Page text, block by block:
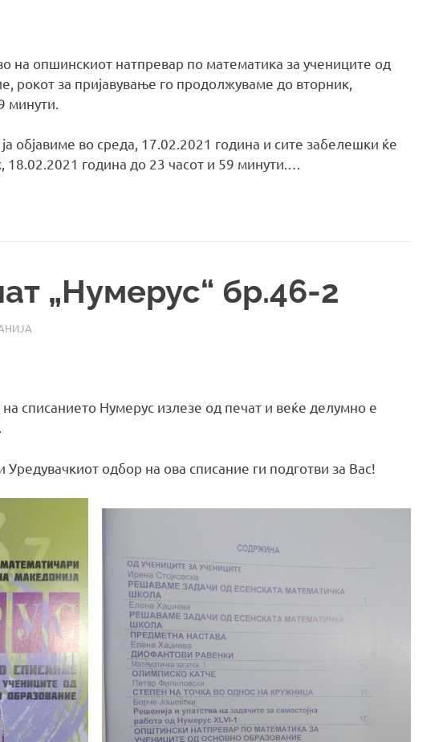
на опшинскиот натпревар по математика за учениците од
рокот за пријавување го продолжуваме до вторник,
минути.
објавиме во среда, 17.02.2021 година и сите забелешки ќе
година до 23 часот и 59 минути.…
„Нумерус“ бр.46-2
списанието Нумерус излезе од печат и веќе делумно е
Уредувачкиот одбор на ова списание ги подготви за Вас!